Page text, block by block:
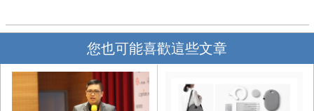
您也可能喜歡這些文章